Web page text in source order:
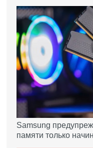
Samsung
памяти только